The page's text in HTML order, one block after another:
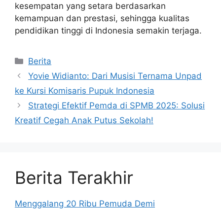
kesempatan yang setara berdasarkan
kemampuan dan prestasi, sehingga kualitas
pendidikan tinggi di Indonesia semakin terjaga.
Kategori
Berita
Yovie Widianto: Dari Musisi Ternama Unpad
ke Kursi Komisaris Pupuk Indonesia
Strategi Efektif Pemda di SPMB 2025: Solusi
Kreatif Cegah Anak Putus Sekolah!
Berita Terakhir
Menggalang 20 Ribu Pemuda Demi